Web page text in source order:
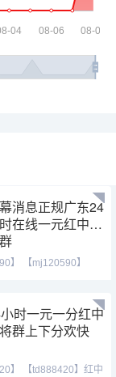
消息正规广东24
在线一元红中麻
】 【mj120590】
押包赔可
时一元一分红中
群上下分欢快
】 【td888420】红中